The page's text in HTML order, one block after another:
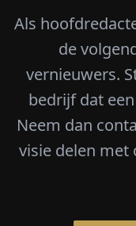
Als
de
vernieuwers.
bedrijf dat
Neem dan
visie delen met